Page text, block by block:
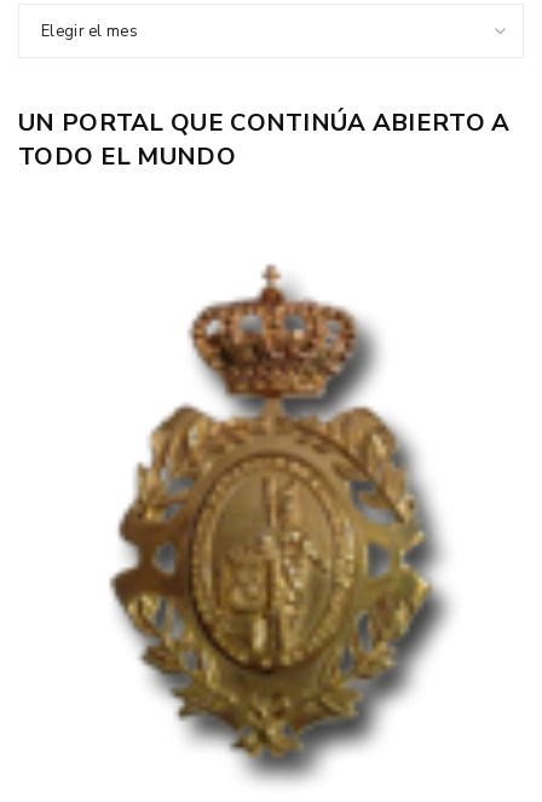
Elegir el mes
UN PORTAL QUE CONTINÚA ABIERTO A
TODO EL MUNDO